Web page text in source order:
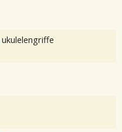
ukulelengriffe